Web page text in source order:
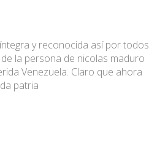
y reconocida así por todos
la persona de nicolas maduro
Venezuela. Claro que ahora
patria